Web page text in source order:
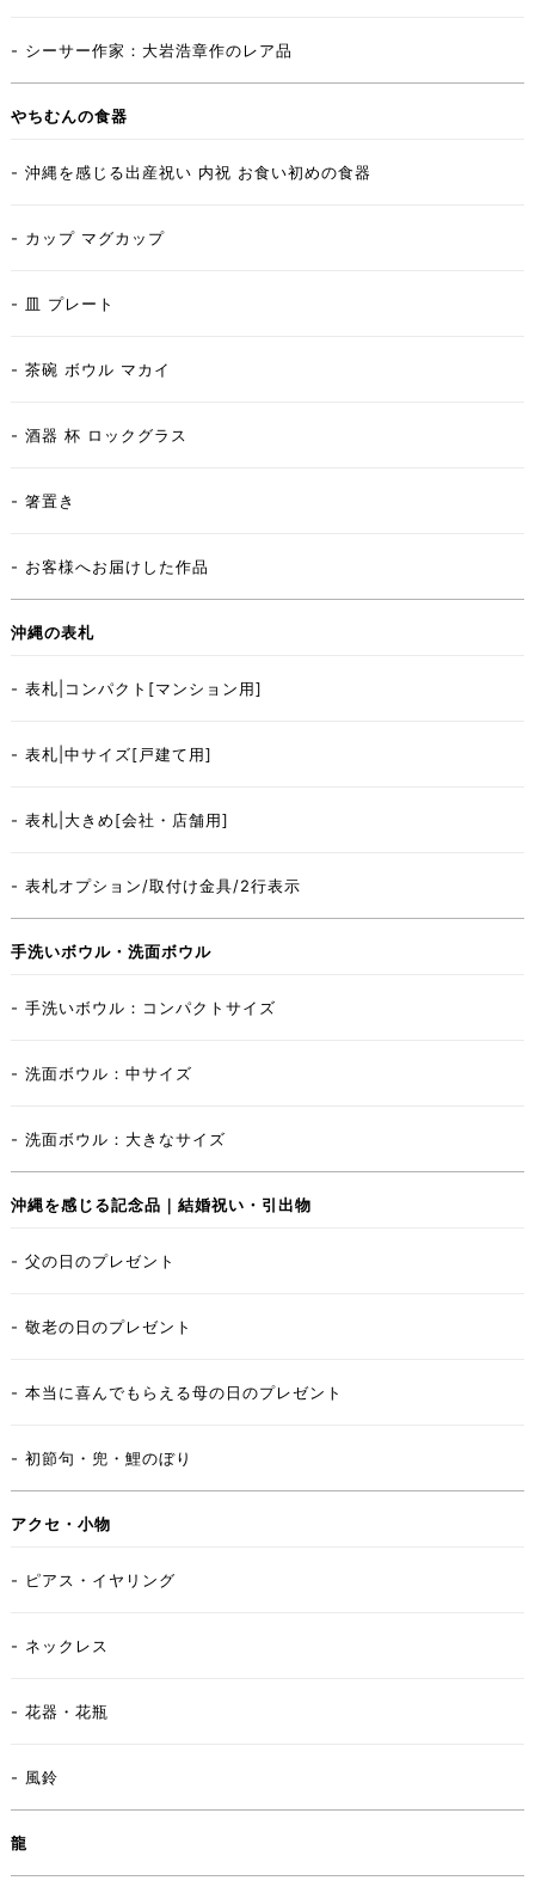
- シーサー作家：大岩浩章作のレア品
やちむんの食器
- 沖縄を感じる出産祝い 内祝 お食い初めの食器
- カップ マグカップ
- 皿 プレート
- 茶碗 ボウル マカイ
- 酒器 杯 ロックグラス
- 箸置き
- お客様へお届けした作品
沖縄の表札
- 表札|コンパクト[マンション用]
- 表札|中サイズ[戸建て用]
- 表札|大きめ[会社・店舗用]
- 表札オプション/取付け金具/2行表示
手洗いボウル・洗面ボウル
- 手洗いボウル：コンパクトサイズ
- 洗面ボウル：中サイズ
- 洗面ボウル：大きなサイズ
沖縄を感じる記念品｜結婚祝い・引出物
- 父の日のプレゼント
- 敬老の日のプレゼント
- 本当に喜んでもらえる母の日のプレゼント
- 初節句・兜・鯉のぼり
アクセ・小物
- ピアス・イヤリング
- ネックレス
- 花器・花瓶
- 風鈴
龍